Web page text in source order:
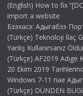
(English) How to fix
import a website
Бзэхасэ: Адыгабзэ
(Türkçe) Teknoloji İlaç
Yanlış Kullanırsanız
(Türkçe) AF2019
20 Ekim 2019
Windows 7-11 пае
(Türkçe) DÜNDEN